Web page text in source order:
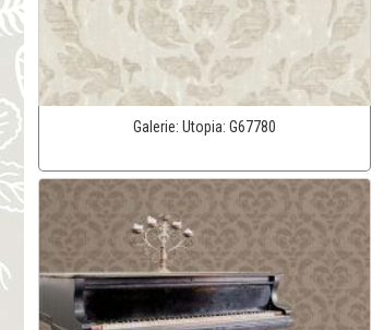
Galerie: Utopia: G67780